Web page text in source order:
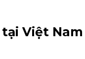
Việt Nam